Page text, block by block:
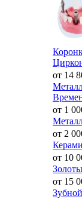
от 14
от 1
от 2
от 10
от 15